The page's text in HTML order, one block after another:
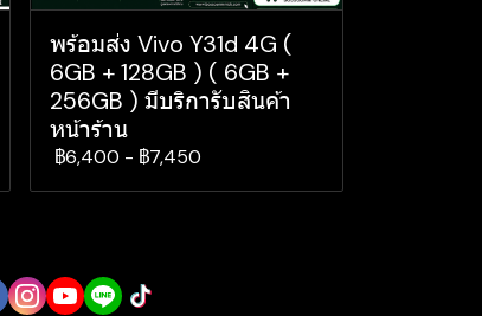
พร้อมส่ง Vivo Y31d 4G (
6GB + 128GB ) ( 6GB +
256GB ) มีบริการับสินค้า
หน้าร้าน
฿6,400 - ฿7,450